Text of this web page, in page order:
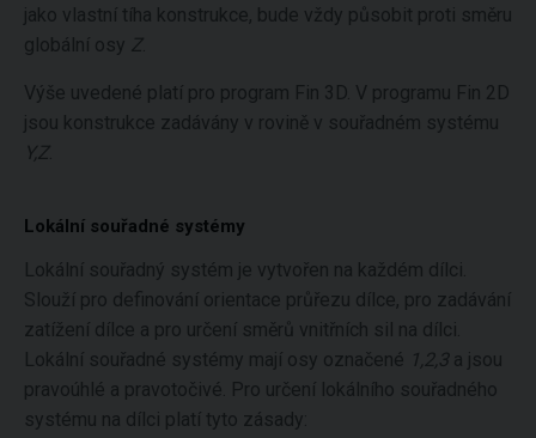
jako vlastní tíha konstrukce, bude vždy působit proti směru
globální osy Z.
Výše uvedené platí pro program Fin 3D. V programu Fin 2D
jsou konstrukce zadávány v rovině v souřadném systému
Y,Z.
Lokální souřadné systémy
Lokální souřadný systém je vytvořen na každém dílci.
Slouží pro definování orientace průřezu dílce, pro zadávání
zatížení dílce a pro určení směrů vnitřních sil na dílci.
Lokální souřadné systémy mají osy označené 1,2,3a jsou
pravoúhlé a pravotočivé. Pro určení lokálního souřadného
systému na dílci platí tyto zásady: